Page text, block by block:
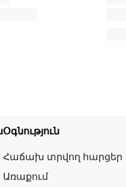
Օգնություն
Հաճախ տրվող հարցեր
Առաքում